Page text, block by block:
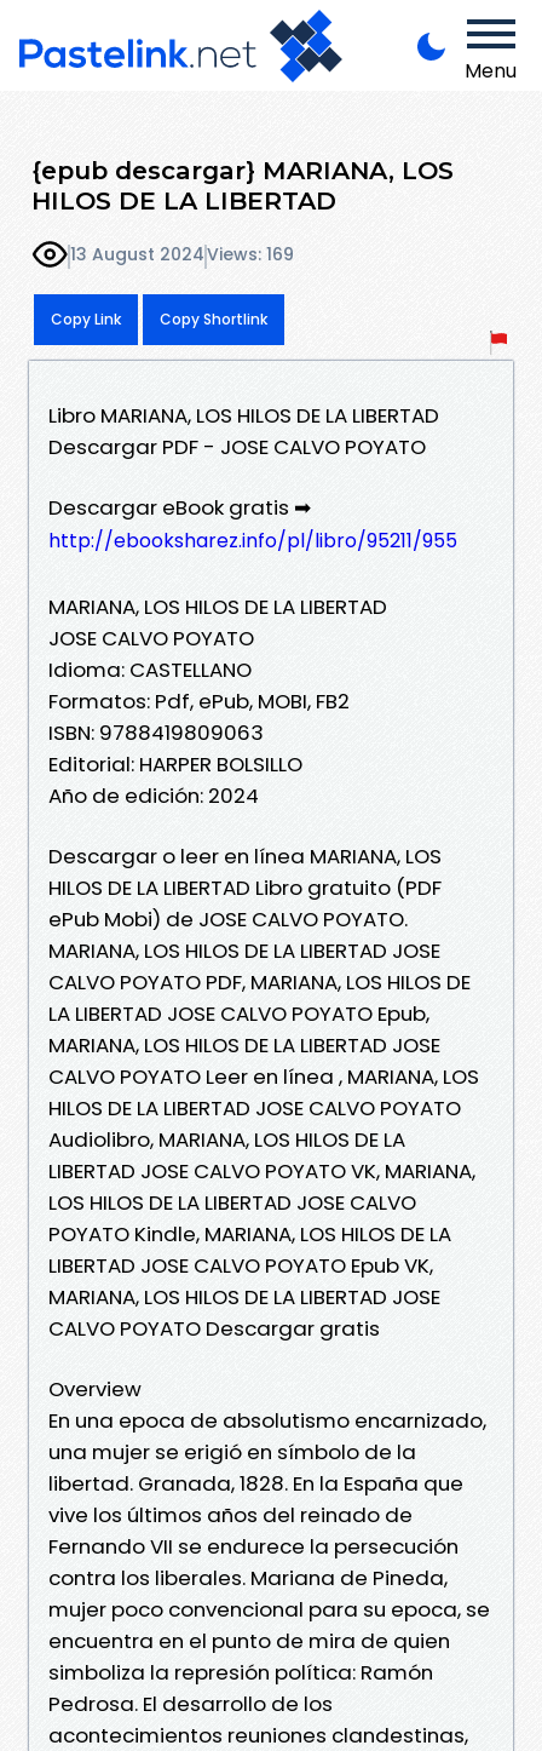
Menu
{epub descargar} MARIANA, LOS
HILOS DE LA LIBERTAD
13 August 2024Views: 169
Copy Link Copy Shortlink
Libro MARIANA, LOS HILOS DE LA LIBERTAD
Descargar PDF - JOSE CALVO POYATO
Descargar eBook gratis ➡
http://ebooksharez.info/pl/libro/95211/955
MARIANA, LOS HILOS DE LA LIBERTAD
JOSE CALVO POYATO
Idioma: CASTELLANO
Formatos: Pdf, ePub, MOBI, FB2
ISBN: 9788419809063
Editorial: HARPER BOLSILLO
Año de edición: 2024
Descargar o leer en línea MARIANA, LOS
HILOS DE LA LIBERTAD Libro gratuito (PDF
ePub Mobi) de JOSE CALVO POYATO.
MARIANA, LOS HILOS DE LA LIBERTAD JOSE
CALVO POYATO PDF, MARIANA, LOS HILOS DE
LA LIBERTAD JOSE CALVO POYATO Epub,
MARIANA, LOS HILOS DE LA LIBERTAD JOSE
CALVO POYATO Leer en línea , MARIANA, LOS
HILOS DE LA LIBERTAD JOSE CALVO POYATO
Audiolibro, MARIANA, LOS HILOS DE LA
LIBERTAD JOSE CALVO POYATO VK, MARIANA,
LOS HILOS DE LA LIBERTAD JOSE CALVO
POYATO Kindle, MARIANA, LOS HILOS DE LA
LIBERTAD JOSE CALVO POYATO Epub VK,
MARIANA, LOS HILOS DE LA LIBERTAD JOSE
CALVO POYATO Descargar gratis
Overview
En una epoca de absolutismo encarnizado,
una mujer se erigió en símbolo de la
libertad. Granada, 1828. En la España que
vive los últimos años del reinado de
Fernando VII se endurece la persecución
contra los liberales. Mariana de Pineda,
mujer poco convencional para su epoca, se
encuentra en el punto de mira de quien
simboliza la represión política: Ramón
Pedrosa. El desarrollo de los
acontecimientos reuniones clandestinas,